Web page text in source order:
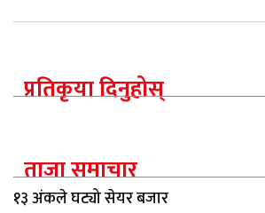
प्रतिकृया दिनुहोस्
ताजा समाचार
१३ अंकले घट्यो सेयर बजार